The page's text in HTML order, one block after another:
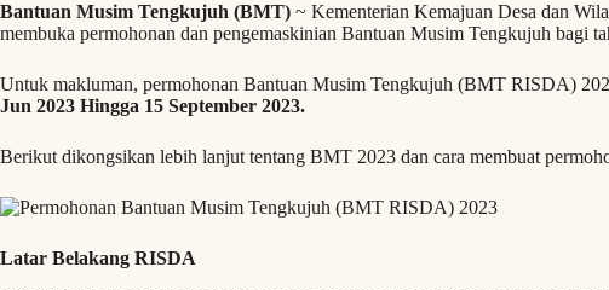
Bantuan Musim Tengkujuh (BMT) ~ Kementerian Kemajuan Desa dan
membuka permohonan dan pengemaskinian Bantuan Musim Tengkujuh bagi
Untuk makluman, permohonan Bantuan Musim Tengkujuh (BMT RISDA)
Jun 2023 Hingga 15 September 2023.
Berikut dikongsikan lebih lanjut tentang BMT 2023 dan cara membuat
Latar Belakang RISDA